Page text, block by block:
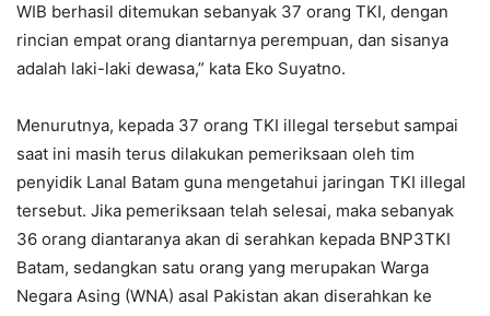
WIB berhasil ditemukan sebanyak 37 orang TKI, dengan
rincian empat orang diantarnya perempuan, dan sisanya
adalah laki-laki dewasa,” kata Eko Suyatno.
Menurutnya, kepada 37 orang TKI illegal tersebut sampai
saat ini masih terus dilakukan pemeriksaan oleh tim
penyidik Lanal Batam guna mengetahui jaringan TKI illegal
tersebut. Jika pemeriksaan telah selesai, maka sebanyak
36 orang diantaranya akan di serahkan kepada BNP3TKI
Batam, sedangkan satu orang yang merupakan Warga
Negara Asing (WNA) asal Pakistan akan diserahkan ke